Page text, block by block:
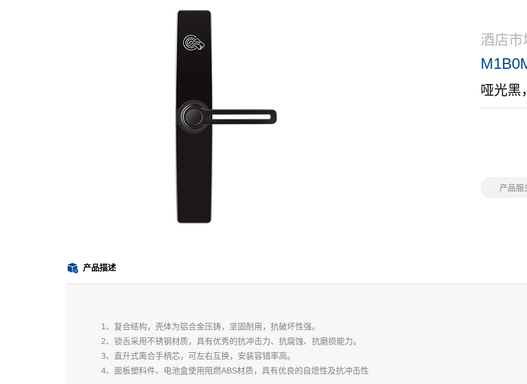
酒店市
哑光黑
产品服
产品描述
1、复合结构，壳体为铝合金压铸，坚固耐用，抗破坏性强。
2、锁舌采用不锈钢材质，具有优秀的抗冲击力、抗腐蚀、抗磨损能力。
3、直升式离合手柄芯，可左右互换，安装容错率高。
4、面板塑料件、电池盒使用阻燃ABS材质，具有优良的自熄性及抗冲击性